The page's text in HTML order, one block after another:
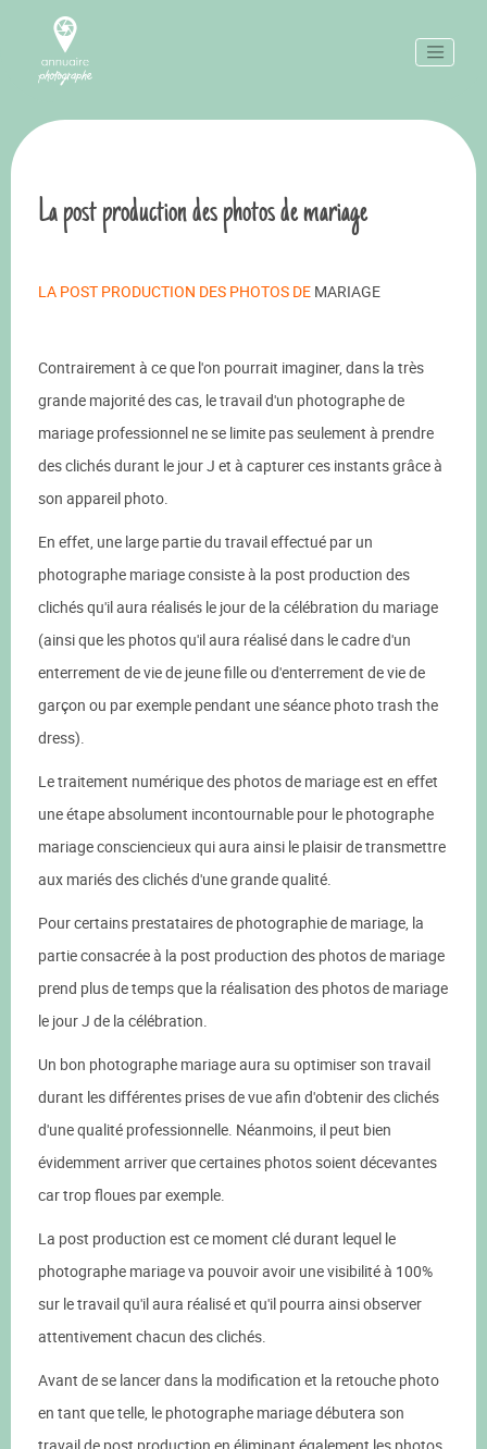
La post production des photos de mariage
LA POST PRODUCTION DES PHOTOS DE MARIAGE
Contrairement à ce que l'on pourrait imaginer, dans la très
grande majorité des cas, le travail d'un photographe de
mariage professionnel ne se limite pas seulement à prendre
des clichés durant le jour J et à capturer ces instants grâce à
son appareil photo.
En effet, une large partie du travail effectué par un
photographe mariage consiste à la post production des
clichés qu'il aura réalisés le jour de la célébration du mariage
(ainsi que les photos qu'il aura réalisé dans le cadre d'un
enterrement de vie de jeune fille ou d'enterrement de vie de
garçon ou par exemple pendant une séance photo trash the
dress).
Le traitement numérique des photos de mariage est en effet
une étape absolument incontournable pour le photographe
mariage consciencieux qui aura ainsi le plaisir de transmettre
aux mariés des clichés d'une grande qualité.
Pour certains prestataires de photographie de mariage, la
partie consacrée à la post production des photos de mariage
prend plus de temps que la réalisation des photos de mariage
le jour J de la célébration.
Un bon photographe mariage aura su optimiser son travail
durant les différentes prises de vue afin d'obtenir des clichés
d'une qualité professionnelle. Néanmoins, il peut bien
évidemment arriver que certaines photos soient décevantes
car trop floues par exemple.
La post production est ce moment clé durant lequel le
photographe mariage va pouvoir avoir une visibilité à 100%
sur le travail qu'il aura réalisé et qu'il pourra ainsi observer
attentivement chacun des clichés.
Avant de se lancer dans la modification et la retouche photo
en tant que telle, le photographe mariage débutera son